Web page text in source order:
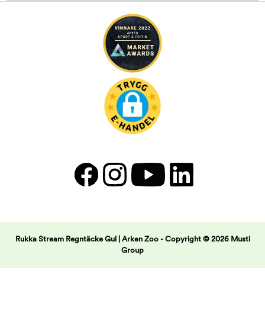
Rukka Stream Regntäcke Gul | Arken Zoo - Copyright © 2026 Musti
Group